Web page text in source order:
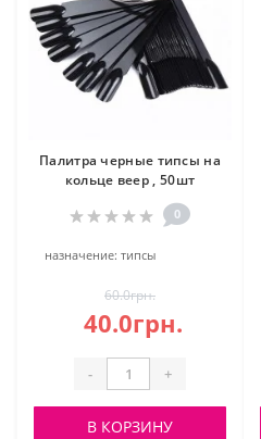
Палитра черные типсы на
кольце веер , 50шт
0
назначение: типсы
60.0грн.
40.0грн.
- +
В КОРЗИНУ